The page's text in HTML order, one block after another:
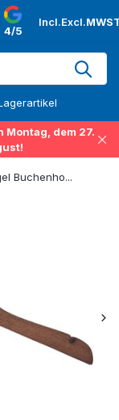
4/5
Incl.Excl.
Montag, dem 27.
Buchenho...